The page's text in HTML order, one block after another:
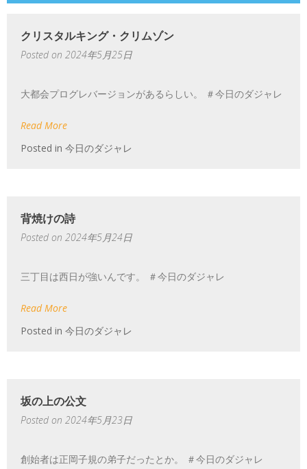
クリスタルキング・クリムゾン
Posted on 2024年5月25日
大都会プログレバージョンがあるらしい。 ＃今日のダジャレ
Read More
Posted in 今日のダジャレ
背焼けの詩
Posted on 2024年5月24日
三丁目は西日が強いんです。 ＃今日のダジャレ
Read More
Posted in 今日のダジャレ
坂の上の公文
Posted on 2024年5月23日
創始者は正岡子規の弟子だったとか。 ＃今日のダジャレ